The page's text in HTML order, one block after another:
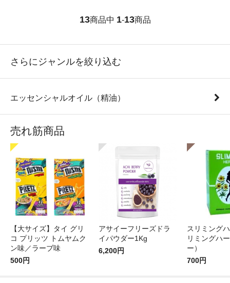
13商品中 1-13商品
さらにジャンルを絞り込む
エッセンシャルオイル（精油）
売れ筋商品
【大サイズ】タイ グリ
コ プリッツ トムヤムク
ン味／ラーブ味
500円
アサイーフリーズドラ
イパウダー1Kg
6,200円
スリミング
リミングハ
ー）
700円